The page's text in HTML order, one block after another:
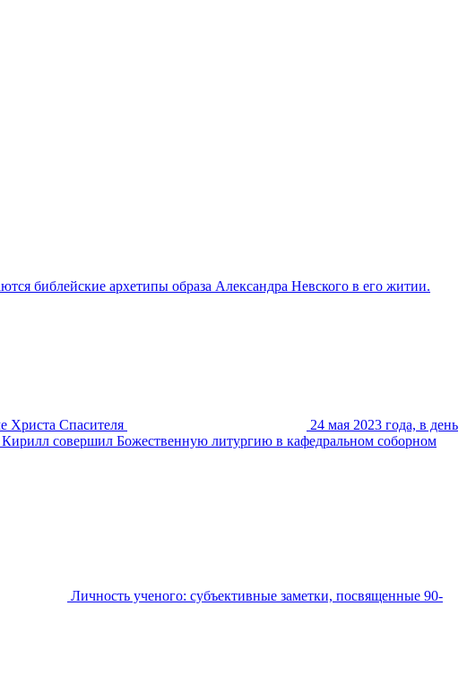
библейские архетипы образа Александра Невского в его житии.
Христа Спасителя
24 мая 2023 года, в день
совершил Божественную литургию в кафедральном соборном
Личность ученого: субъективные заметки, посвященные 90-